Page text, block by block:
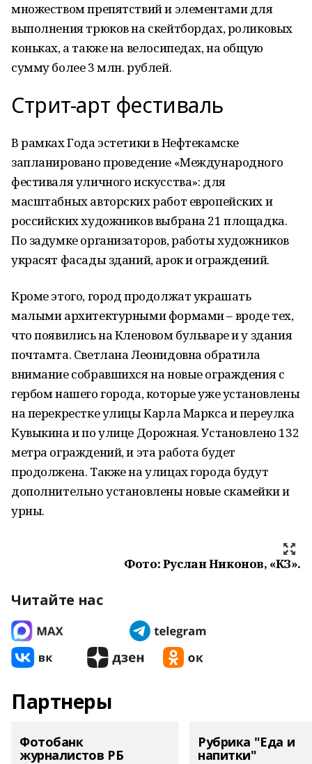
множеством препятствий и элементами для
выполнения трюков на скейтбордах, роликовых
коньках, а также на велосипедах, на общую
сумму более 3 млн. рублей.
Стрит-арт фестиваль
В рамках Года эстетики в Нефтекамске
запланировано проведение «Международного
фестиваля уличного искусства»: для
масштабных авторских работ европейских и
российских художников выбрана 21 площадка.
По задумке организаторов, работы художников
украсят фасады зданий, арок и ограждений.
Кроме этого, город продолжат украшать
малыми архитектурными формами – вроде тех,
что появились на Кленовом бульваре и у здания
почтамта. Светлана Леонидовна обратила
внимание собравшихся на новые ограждения с
гербом нашего города, которые уже установлены
на перекрестке улицы Карла Маркса и переулка
Кувыкина и по улице Дорожная. Установлено 132
метра ограждений, и эта работа будет
продолжена. Также на улицах города будут
дополнительно установлены новые скамейки и
урны.
Фото: Руслан Никонов, «КЗ».
Читайте нас
Партнеры
Фотобанк
журналистов РБ
Рубрика "Еда и
напитки"